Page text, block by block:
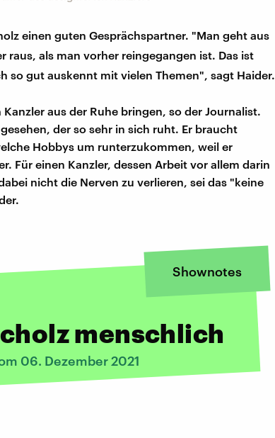
einen guten Gesprächspartner. "Man geht aus
raus, als man vorher reingegangen ist. Das ist
so gut auskennt mit vielen Themen", sagt Haider.
aus der Ruhe bringen, so der Journalist.
der so sehr in sich ruht. Er braucht
Hobbys um runterzukommen, weil er
Für einen Kanzler, dessen Arbeit vor allem darin
nicht die Nerven zu verlieren, sei das "keine
Shownotes
menschlich
06. Dezember 2021